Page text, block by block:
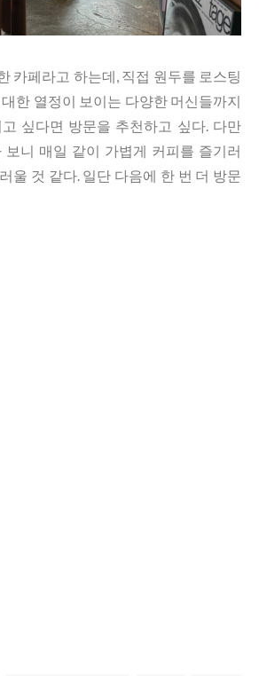
카페라고 하는데, 직접 원두를 로스팅
한 열정이 보이는 다양한 머신들까지
싶다면 방문을 추천하고 싶다. 다만
보니 매일 같이 가볍게 커피를 즐기러
울 것 같다. 일단 다음에 한 번 더 방문